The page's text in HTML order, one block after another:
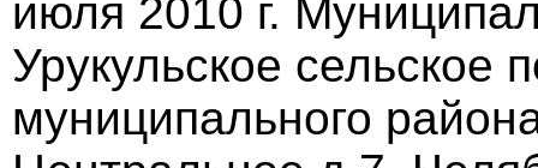
июля 2010 г.
Урукульское сельское
муниципального